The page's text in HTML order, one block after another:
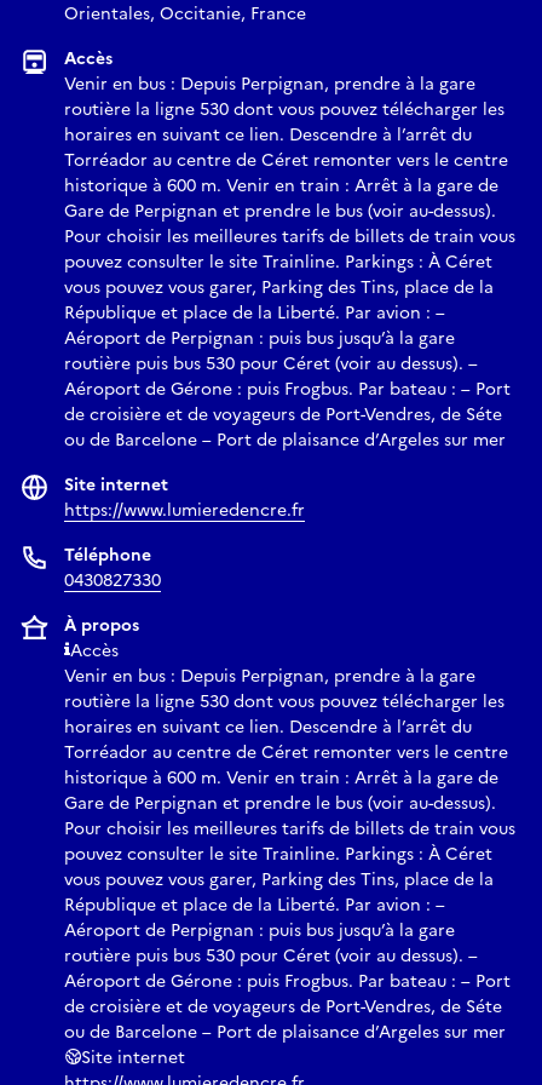
Orientales, Occitanie, France
Accès
Venir en bus : Depuis Perpignan, prendre à la gare
routière la ligne 530 dont vous pouvez télécharger les
horaires en suivant ce lien. Descendre à l’arrêt du
Torréador au centre de Céret remonter vers le centre
historique à 600 m. Venir en train : Arrêt à la gare de
Gare de Perpignan et prendre le bus (voir au-dessus).
Pour choisir les meilleures tarifs de billets de train vous
pouvez consulter le site Trainline. Parkings : À Céret
vous pouvez vous garer, Parking des Tins, place de la
République et place de la Liberté. Par avion : –
Aéroport de Perpignan : puis bus jusqu’à la gare
routière puis bus 530 pour Céret (voir au dessus). –
Aéroport de Gérone : puis Frogbus. Par bateau : – Port
de croisière et de voyageurs de Port-Vendres, de Séte
ou de Barcelone – Port de plaisance d’Argeles sur mer
Site internet
https://www.lumieredencre.fr
Téléphone
0430827330
À propos
Accès
Venir en bus : Depuis Perpignan, prendre à la gare
routière la ligne 530 dont vous pouvez télécharger les
horaires en suivant ce lien. Descendre à l’arrêt du
Torréador au centre de Céret remonter vers le centre
historique à 600 m. Venir en train : Arrêt à la gare de
Gare de Perpignan et prendre le bus (voir au-dessus).
Pour choisir les meilleures tarifs de billets de train vous
pouvez consulter le site Trainline. Parkings : À Céret
vous pouvez vous garer, Parking des Tins, place de la
République et place de la Liberté. Par avion : –
Aéroport de Perpignan : puis bus jusqu’à la gare
routière puis bus 530 pour Céret (voir au dessus). –
Aéroport de Gérone : puis Frogbus. Par bateau : – Port
de croisière et de voyageurs de Port-Vendres, de Séte
ou de Barcelone – Port de plaisance d’Argeles sur mer
Site internet